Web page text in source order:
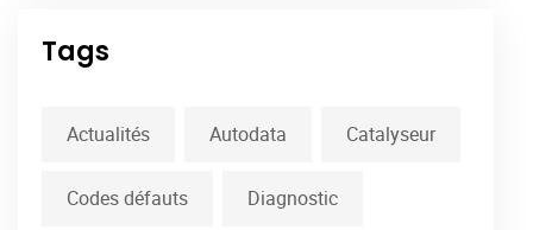
Tags
Actualités Autodata Catalyseur
Codes défauts Diagnostic